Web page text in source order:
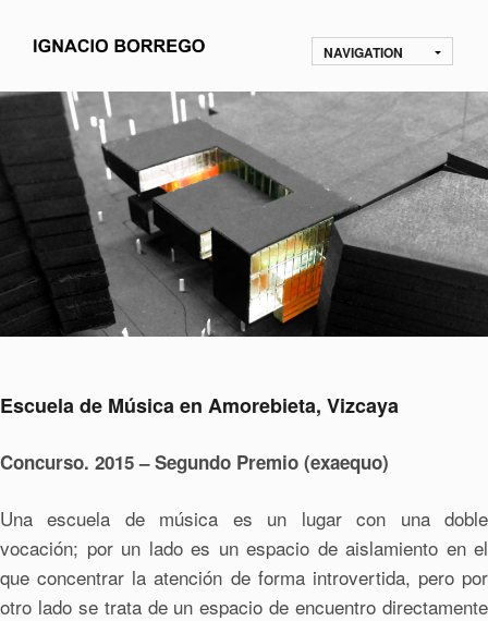
NAVIGATION
Escuela de Música en Amorebieta, Vizcaya
Concurso. 2015 – Segundo Premio (exaequo)
Una escuela de música es un lugar con una doble
vocación; por un lado es un espacio de aislamiento en el
que concentrar la atención de forma introvertida, pero por
otro lado se trata de un espacio de encuentro directamente